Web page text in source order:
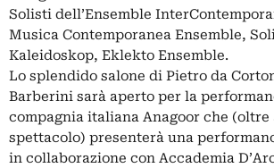
Solisti dell’Ensemble
Musica Contemporanea Ensemble,
Kaleidoskop, Eklekto Ensemble.
Lo splendido salone di Pietro da
Barberini sarà aperto per la
compagnia italiana Anagoor che
spettacolo) presenterà una
in collaborazione con Accademia